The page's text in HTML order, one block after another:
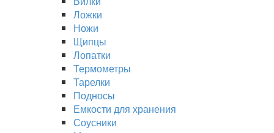
Ложки
Ножи
Щипцы
Лопатки
Термометры
Тарелки
Подносы
Емкости для хранения
Соусники